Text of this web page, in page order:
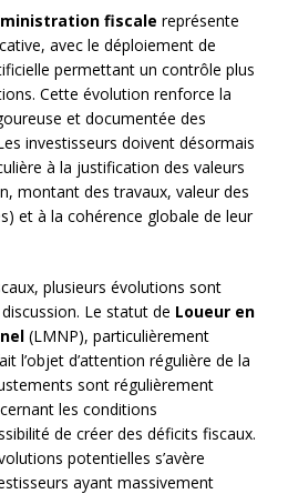
fiscale représente
avec le déploiement de
permettant un contrôle plus
Cette évolution renforce la
et documentée des
investisseurs doivent désormais
à la justification des valeurs
montant des travaux, valeur des
et à la cohérence globale de leur
plusieurs évolutions sont
Le statut de Loueur en
(LMNP), particulièrement
l’objet d’attention régulière de la
sont régulièrement
les conditions
de créer des déficits fiscaux.
potentielles s’avère
ayant massivement